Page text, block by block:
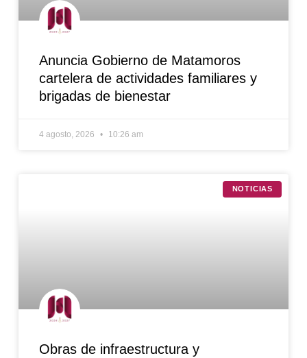
Anuncia Gobierno de Matamoros
cartelera de actividades familiares y
brigadas de bienestar
4 agosto, 2026 10:26 am
NOTICIAS
Obras de infraestructura y